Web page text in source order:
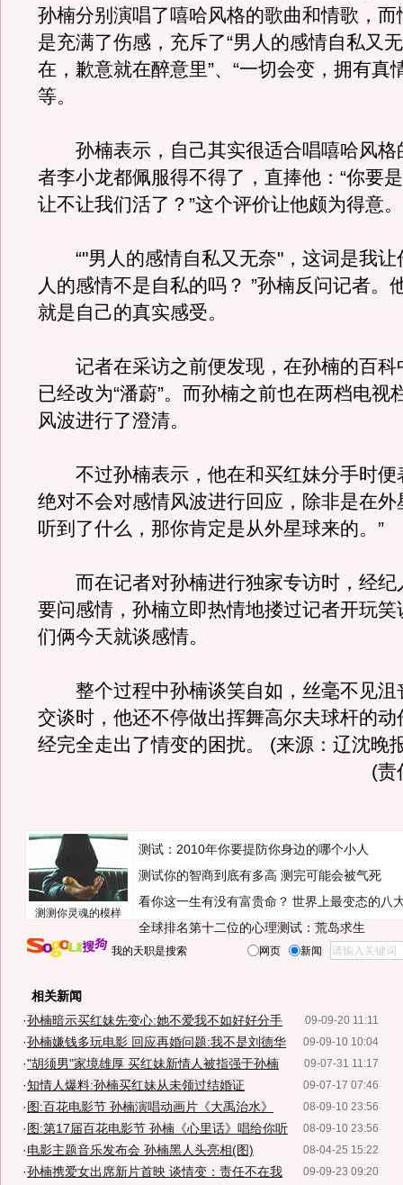
孙楠分别演唱了嘻哈风格的歌曲和情歌，而
是充满了伤感，充斥了“男人的感情自私又
在，歉意就在醉意里”、“一切会变，拥有真
等。
孙楠表示，自己其实很适合唱嘻哈风格
者李小龙都佩服得不得了，直捧他：“你要
让不让我们活了？”这个评价让他颇为得意。
“"男人的感情自私又无奈"，这词是我让
人的感情不是自私的吗？ ”孙楠反问记者。
就是自己的真实感受。
记者在采访之前便发现，在孙楠的百科
已经改为“潘蔚”。而孙楠之前也在两档电视
风波进行了澄清。
不过孙楠表示，他在和买红妹分手时便
绝对不会对感情风波进行回应，除非是在外
听到了什么，那你肯定是从外星球来的。”
而在记者对孙楠进行独家专访时，经纪
要问感情，孙楠立即热情地搂过记者开玩笑
们俩今天就谈感情。
整个过程中孙楠谈笑自如，丝毫不见沮
交谈时，他还不停做出挥舞高尔夫球杆的动
经完全走出了情变的困扰。 (来源：辽沈晚
(责
测测你灵魂的模样
测试：2010年你要提防你身边的哪个小人
测试你的智商到底有多高 测完可能会被气死
看你这一生有没有富贵命？ 世界上最变态的八
全球排名第十二位的心理测试：荒岛求生
我的天职是搜索 网页 新闻
相关新闻
09-09-20 11:11
·孙楠暗示买红妹先变心:她不爱我不如好好分手
09-09-10 10:04
·孙楠嫌钱多玩电影 回应再婚问题:我不是刘德华
09-07-31 11:17
·"胡须男"家境雄厚 买红妹新情人被指强于孙楠
09-07-17 07:46
·知情人爆料:孙楠买红妹从未领过结婚证
08-09-10 23:56
· 图:百花电影节 孙楠演唱动画片《大禹治水》
08-09-10 23:56
· 图:第17届百花电影节 孙楠《心里话》唱给你听
08-04-25 15:22
·电影主题音乐发布会 孙楠黑人头亮相(图)
09-09-23 09:20
·孙楠携爱女出席新片首映 谈情变：责任不在我